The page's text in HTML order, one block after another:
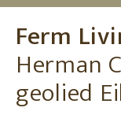
Ferm
Herman
geolied